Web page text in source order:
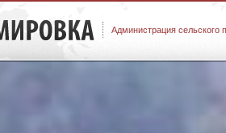
Администрация сельского